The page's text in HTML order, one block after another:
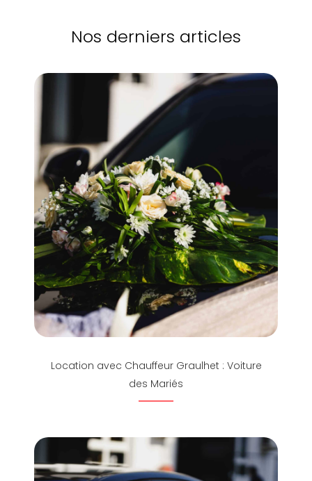
Nos derniers articles
Location avec Chauffeur Graulhet : Voiture
des Mariés